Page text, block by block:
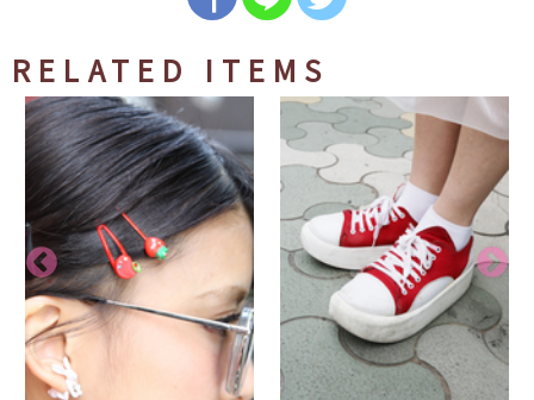
RELATED ITEMS